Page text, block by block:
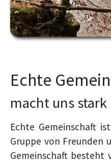
Echte
macht uns stark
Echte Gemeinschaft
Gruppe von Freunden
Gemeinschaft besteht